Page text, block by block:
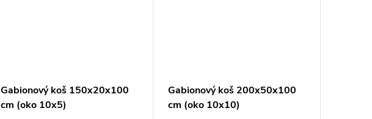
Gabionový koš 150x20x100
cm (oko 10x5)
Gabionový koš 200x50x100
cm (oko 10x10)